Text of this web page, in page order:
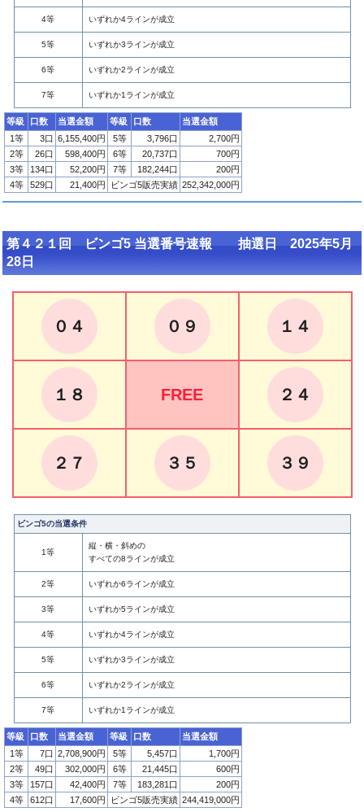
4等 いずれか4ラインが成立
5等 いずれか3ラインが成立
6等 いずれか2ラインが成立
7等 いずれか1ラインが成立
等級 口数 当選金額 等級 口数
当選金額
1等
3口 6,155,400円 5等 3,796口
2,700円
2等
26口 598,400円 6等 20,737口
700円
3等
134口 52,200円 7等 182,244口
200円
4等
529口 21,400円 ビンゴ5販売実績 252,342,000円
第４２１回 ビンゴ5 当選番号速報 抽選日 2025年5月
28日
０４ ０９ １４
１８ FREE ２４
２７ ３５ ３９
ビンゴ5の当選条件
1等
縦・横・斜めの
すべての8ラインが成立
2等 いずれか6ラインが成立
3等 いずれか5ラインが成立
4等 いずれか4ラインが成立
5等 いずれか3ラインが成立
6等 いずれか2ラインが成立
7等 いずれか1ラインが成立
等級 口数 当選金額 等級 口数
当選金額
1等
7口 2,708,900円 5等 5,457口
1,700円
2等
49口 302,000円 6等 21,445口
600円
3等
157口 42,400円 7等 183,281口
200円
4等
612口 17,600円 ビンゴ5販売実績 244,419,000円